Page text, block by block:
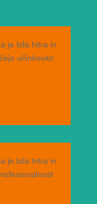
je bila hitra in
učinkovito
je bila hitra in